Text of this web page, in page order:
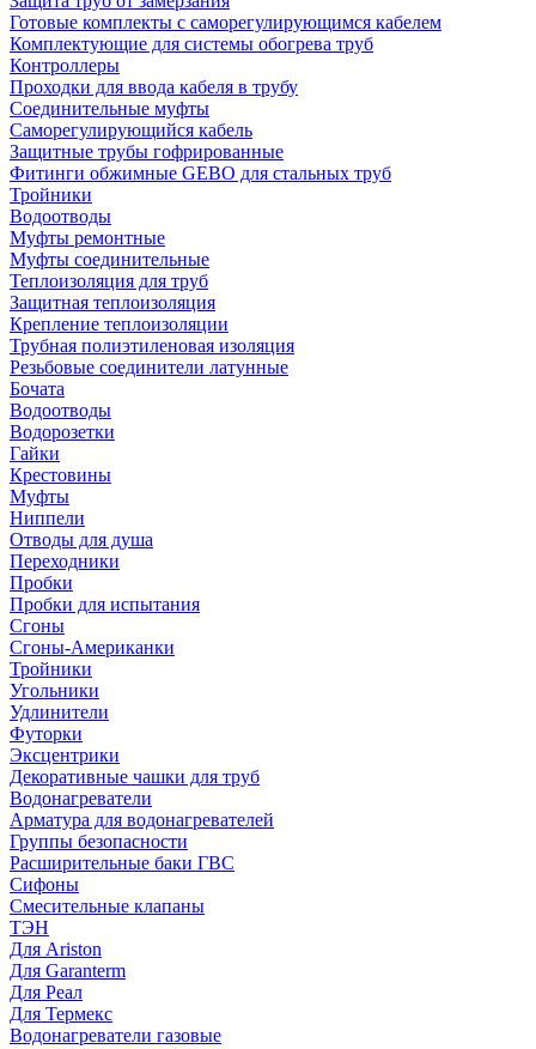
Готовые комплекты с саморегулирующимся кабелем
Комплектующие для системы обогрева труб
Контроллеры
Проходки для ввода кабеля в трубу
Соединительные муфты
Саморегулирующийся кабель
Защитные трубы гофрированные
Фитинги обжимные GEBO для стальных труб
Тройники
Водоотводы
Муфты ремонтные
Муфты соединительные
Теплоизоляция для труб
Защитная теплоизоляция
Крепление теплоизоляции
Трубная полиэтиленовая изоляция
Резьбовые соединители латунные
Бочата
Водоотводы
Водорозетки
Гайки
Крестовины
Муфты
Ниппели
Отводы для душа
Переходники
Пробки
Пробки для испытания
Сгоны
Сгоны-Американки
Тройники
Угольники
Удлинители
Футорки
Эксцентрики
Декоративные чашки для труб
Водонагреватели
Арматура для водонагревателей
Группы безопасности
Расширительные баки ГВС
Сифоны
Смесительные клапаны
ТЭН
Для Ariston
Для Garanterm
Для Реал
Для Термекс
Водонагреватели газовые